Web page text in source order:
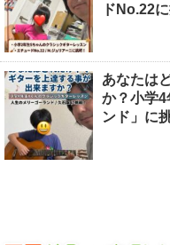
ドNo.22
あなたは
か？小学4
ンド」に